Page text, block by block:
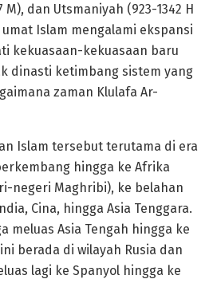
M), dan Utsmaniyah (923-1342 H
umat Islam mengalami ekspansi
kekuasaan-kekuasaan baru
dinasti ketimbang sistem yang
zaman Klulafa Ar-
Islam tersebut terutama di era
hingga ke Afrika
negeri Maghribi), ke belahan
Cina, hingga Asia Tenggara.
meluas Asia Tengah hingga ke
berada di wilayah Rusia dan
lagi ke Spanyol hingga ke